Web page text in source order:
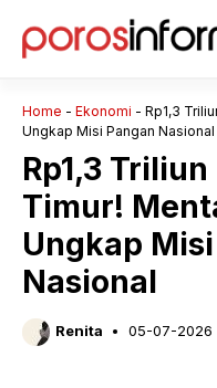
Home - Ekonomi - Rp1,3
Ungkap Misi Pangan Nasional
Rp1,3
Timur!
Ungkap
Nasional
Renita 05-07-2026